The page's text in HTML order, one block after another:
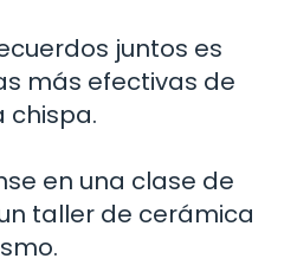
juntos es
más efectivas de
chispa.
en una clase de
taller de cerámica